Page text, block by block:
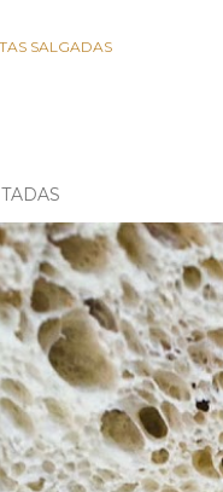
SALGADAS